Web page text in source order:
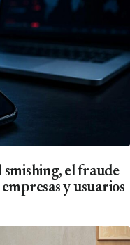
smishing, el fraude
y usuarios